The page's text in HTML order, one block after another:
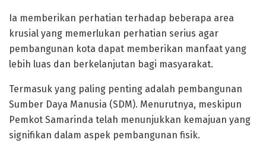
Ia memberikan perhatian terhadap beberapa area
krusial yang memerlukan perhatian serius agar
pembangunan kota dapat memberikan manfaat yang
lebih luas dan berkelanjutan bagi masyarakat.
Termasuk yang paling penting adalah pembangunan
Sumber Daya Manusia (SDM). Menurutnya, meskipun
Pemkot Samarinda telah menunjukkan kemajuan yang
signifikan dalam aspek pembangunan fisik.